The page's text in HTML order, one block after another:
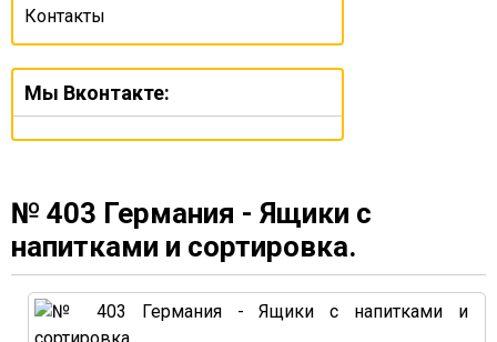
Контакты
Мы Вконтакте:
№ 403 Германия - Ящики с
напитками и сортировка.